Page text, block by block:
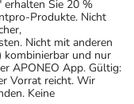
erhalten Sie 20 %
Produkte. Nicht
Nicht mit anderen
kombinierbar und nur
APONEO App. Gültig:
Vorrat reicht. Wir
Keine